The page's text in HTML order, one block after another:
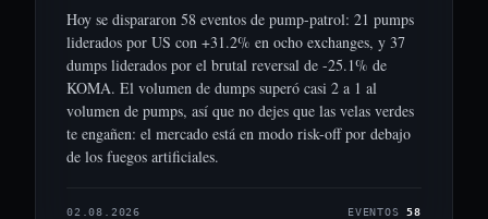
Hoy se dispararon 58 eventos de pump-patrol: 21 pumps
liderados por US con +31.2% en ocho exchanges, y 37
dumps liderados por el brutal reversal de -25.1% de
KOMA. El volumen de dumps superó casi 2 a 1 al
volumen de pumps, así que no dejes que las velas verdes
te engañen: el mercado está en modo risk-off por debajo
de los fuegos artificiales.
02.08.2026 EVENTOS 58